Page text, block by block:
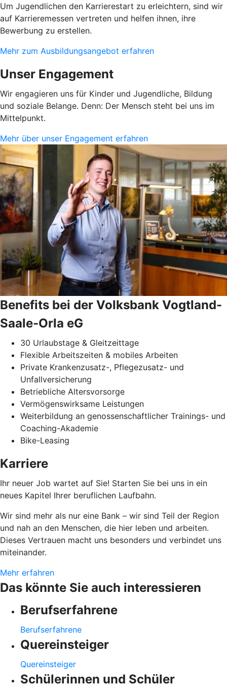
Um Jugendlichen den Karrierestart zu erleichtern, sind wir
auf Karrieremessen vertreten und helfen ihnen, ihre
Bewerbung zu erstellen.
Mehr zum Ausbildungsangebot erfahren
Unser Engagement
Wir engagieren uns für Kinder und Jugendliche, Bildung
und soziale Belange. Denn: Der Mensch steht bei uns im
Mittelpunkt.
Mehr über unser Engagement erfahren
Benefits bei der Volksbank Vogtland-
Saale-Orla eG
30 Urlaubstage & Gleitzeittage
Flexible Arbeitszeiten & mobiles Arbeiten
Private Krankenzusatz-, Pflegezusatz- und
Unfallversicherung
Betriebliche Altersvorsorge
Vermögenswirksame Leistungen
Weiterbildung an genossenschaftlicher Trainings- und
Coaching-Akademie
Bike-Leasing
Karriere
Ihr neuer Job wartet auf Sie! Starten Sie bei uns in ein
neues Kapitel Ihrer beruflichen Laufbahn.
Wir sind mehr als nur eine Bank – wir sind Teil der Region
und nah an den Menschen, die hier leben und arbeiten.
Dieses Vertrauen macht uns besonders und verbindet uns
miteinander.
Mehr erfahren
Das könnte Sie auch interessieren
Berufserfahrene
Berufserfahrene
Quereinsteiger
Quereinsteiger
Schülerinnen und Schüler